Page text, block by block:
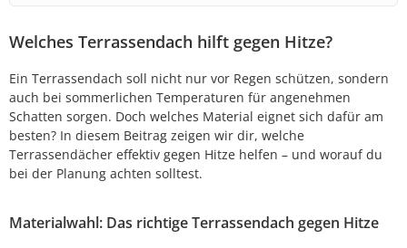
Welches Terrassendach hilft gegen Hitze?
Ein Terrassendach soll nicht nur vor Regen schützen, sondern
auch bei sommerlichen Temperaturen für angenehmen
Schatten sorgen. Doch welches Material eignet sich dafür am
besten? In diesem Beitrag zeigen wir dir, welche
Terrassendächer effektiv gegen Hitze helfen – und worauf du
bei der Planung achten solltest.
Materialwahl: Das richtige Terrassendach gegen Hitze